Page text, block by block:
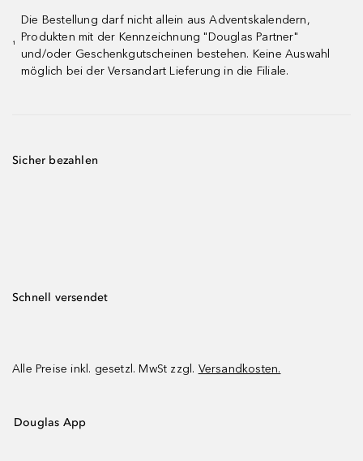
¹
Die Bestellung darf nicht allein aus Adventskalendern,
Produkten mit der Kennzeichnung "Douglas Partner"
und/oder Geschenkgutscheinen bestehen. Keine Auswahl
möglich bei der Versandart Lieferung in die Filiale.
Sicher bezahlen
Schnell versendet
Alle Preise inkl. gesetzl. MwSt zzgl. Versandkosten.
Douglas App